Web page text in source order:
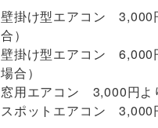
壁掛け型エアコン 3,000
合）
壁掛け型エアコン 6,000
場合）
窓用エアコン 3,000円よ
スポットエアコン 3,000